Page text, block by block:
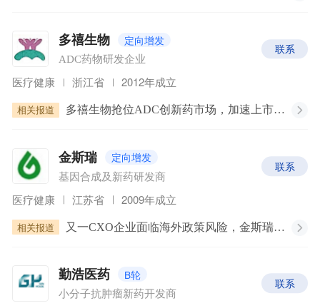
多禧生物 定向增发
ADC药物研发企业
联系
医疗健康 浙江省 2012年成立
相关报道 多禧生物抢位ADC创新药市场，加速上市步伐｜生命线
金斯瑞 定向增发
基因合成及新药研发商
联系
医疗健康 江苏省 2009年成立
相关报道 又一CXO企业面临海外政策风险，金斯瑞在美被要求调查，股价下跌逾17%
勤浩医药 B轮
小分子抗肿瘤新药开发商
联系